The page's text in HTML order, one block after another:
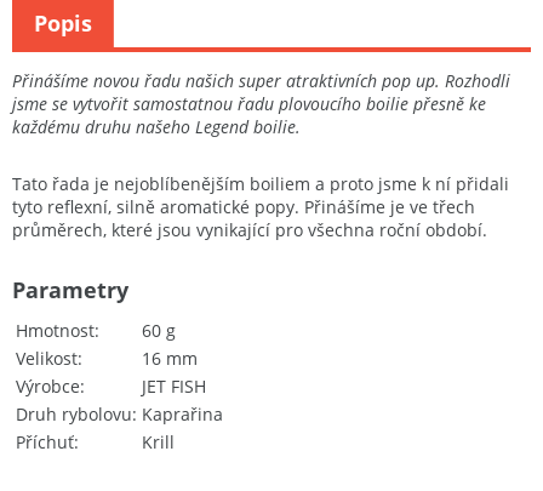
Přinášíme novou řadu našich super atraktivních pop up. Rozhodli
jsme se vytvořit samostatnou řadu plovoucího boilie přesně ke
každému druhu našeho Legend boilie.
Tato řada je nejoblíbenějším boiliem a proto jsme k ní přidali
tyto reflexní, silně aromatické popy. Přinášíme je ve třech
průměrech, které jsou vynikající pro všechna roční období.
Hmotnost
60 g
Velikost
16 mm
Výrobce
JET FISH
Druh rybolovu Kaprařina
Příchuť
Krill
Parametry
Popis